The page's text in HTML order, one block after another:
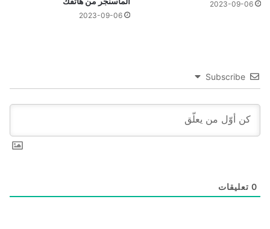
2023-09-06
2023-09-06
Subscribe
0 تعليقات